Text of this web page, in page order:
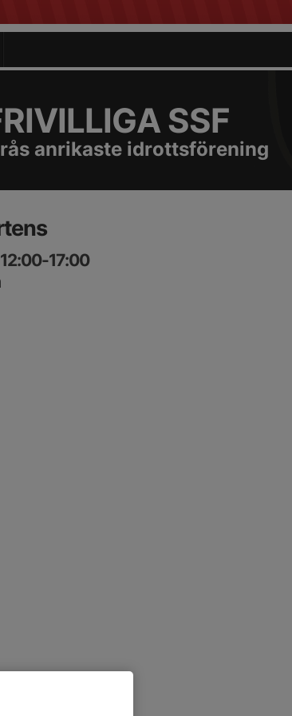
SSF
anrikaste idrottsförening
17:00